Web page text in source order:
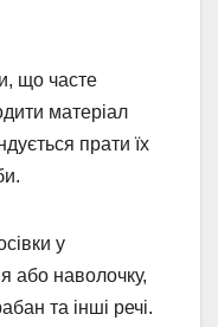
що часте
матеріал
прати їх
у
або наволочку,
та інші речі.